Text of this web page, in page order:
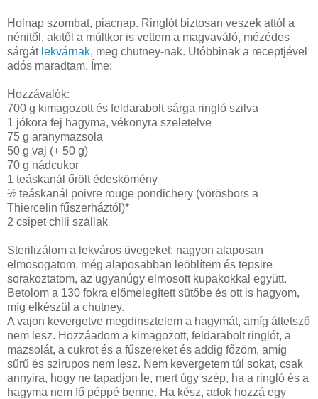
Holnap szombat, piacnap. Ringlót biztosan veszek attól a
nénitől, akitől a múltkor is vettem a magvaváló, mézédes
sárgát lekvárnak, meg chutney-nak. Utóbbinak a receptjével
adós maradtam. Íme:
Hozzávalók:
700 g kimagozott és feldarabolt sárga ringló szilva
1 jókora fej hagyma, vékonyra szeletelve
75 g aranymazsola
50 g vaj (+ 50 g)
70 g nádcukor
1 teáskanál őrölt édeskömény
½ teáskanál poivre rouge pondichery (vörösbors a
Thiercelin fűszerháztól)*
2 csipet chili szállak
Sterilizálom a lekváros üvegeket: nagyon alaposan
elmosogatom, még alaposabban leöblítem és tepsire
sorakoztatom, az ugyanúgy elmosott kupakokkal együtt.
Betolom a 130 fokra előmelegített sütőbe és ott is hagyom,
míg elkészül a chutney.
A vajon kevergetve megdinsztelem a hagymát, amíg áttetsző
nem lesz. Hozzáadom a kimagozott, feldarabolt ringlót, a
mazsolát, a cukrot és a fűszereket és addig főzöm, amíg
sűrű és szirupos nem lesz. Nem kevergetem túl sokat, csak
annyira, hogy ne tapadjon le, mert úgy szép, ha a ringló és a
hagyma nem fő péppé benne. Ha kész, adok hozzá egy